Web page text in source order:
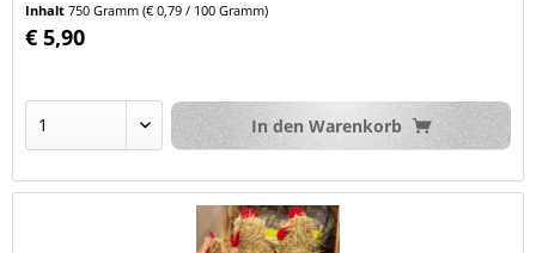
Inhalt750 Gramm(€ 0,79 / 100 Gramm)
€ 5,90
In den Warenkorb